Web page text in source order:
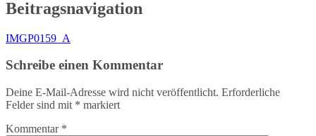
Beitragsnavigation
IMGP0159_A
Schreibe einen Kommentar
Deine E-Mail-Adresse wird nicht veröffentlicht. Erforderliche
Felder sind mit * markiert
Kommentar *